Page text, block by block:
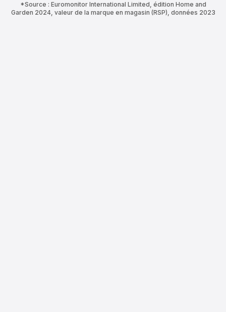
*Source : Euromonitor International Limited, édition Home and
Garden 2024, valeur de la marque en magasin (RSP), données 2023